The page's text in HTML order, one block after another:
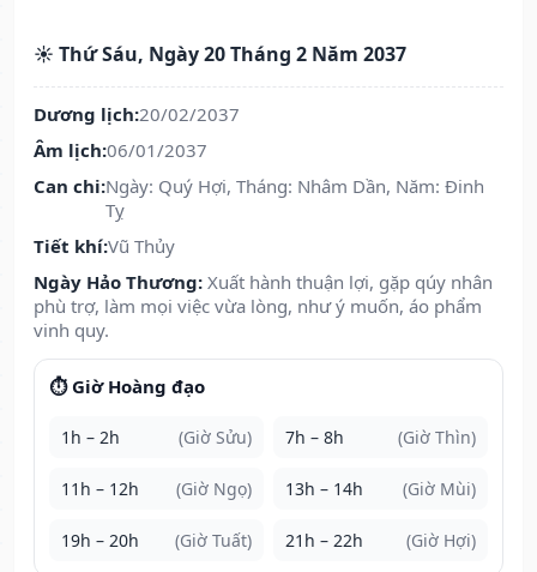
☀️ Thứ Sáu, Ngày 20 Tháng 2 Năm 2037
Dương lịch:20/02/2037
Âm lịch:06/01/2037
Can chi:Ngày: Quý Hợi, Tháng: Nhâm Dần, Năm: Đinh
Tỵ
Tiết khí:Vũ Thủy
Ngày Hảo Thương: Xuất hành thuận lợi, gặp qúy nhân
phù trợ, làm mọi việc vừa lòng, như ý muốn, áo phẩm
vinh quy.
⏱️ Giờ Hoàng đạo
1h – 2h (Giờ Sửu) 7h – 8h (Giờ Thìn)
11h – 12h (Giờ Ngọ) 13h – 14h (Giờ Mùi)
19h – 20h (Giờ Tuất) 21h – 22h (Giờ Hợi)